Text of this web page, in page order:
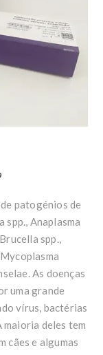
patogénios de
spp., Anaplasma
spp.,
As doenças
uma grande
vírus, bactérias
deles tem
cães e algumas